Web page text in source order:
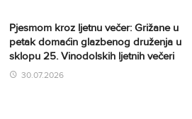
Pjesmom kroz ljetnu večer: Grižane u
petak domaćin glazbenog druženja u
sklopu 25. Vinodolskih ljetnih večeri
30.07.2026